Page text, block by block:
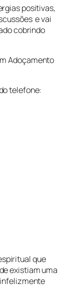
positivas,
e vai
cobrindo
Adoçamento
telefone:
que
existiam uma